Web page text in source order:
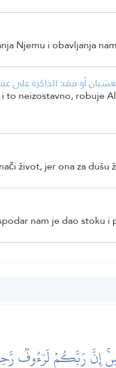
Njemu i obavljanja
أو فقد الذاكرة على
neizostavno, robuje
život, jer ona za dušu
nam je dao
إِنَّ رَبَّكُمۡ لَرَءُوفٞ